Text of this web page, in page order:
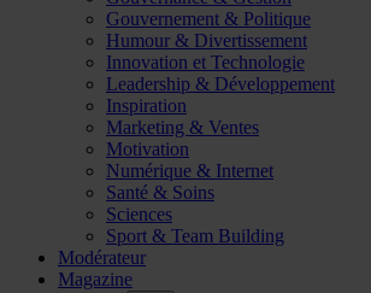
Gouvernement & Politique
Humour & Divertissement
Innovation et Technologie
Leadership & Développement
Inspiration
Marketing & Ventes
Motivation
Numérique & Internet
Santé & Soins
Sciences
Sport & Team Building
Modérateur
Magazine